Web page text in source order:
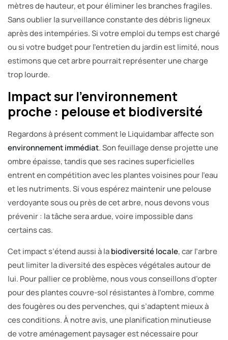
mètres de hauteur, et pour éliminer les branches fragiles.
Sans oublier la surveillance constante des débris ligneux
après des intempéries. Si votre emploi du temps est chargé
ou si votre budget pour l’entretien du jardin est limité, nous
estimons que cet arbre pourrait représenter une charge
trop lourde.
Impact sur l’environnement
proche : pelouse et biodiversité
Regardons à présent comment le Liquidambar affecte son
environnement immédiat. Son feuillage dense projette une
ombre épaisse, tandis que ses racines superficielles
entrent en compétition avec les plantes voisines pour l’eau
et les nutriments. Si vous espérez maintenir une pelouse
verdoyante sous ou près de cet arbre, nous devons vous
prévenir : la tâche sera ardue, voire impossible dans
certains cas.
Cet impact s’étend aussi à labiodiversité locale, car l’arbre
peut limiter la diversité des espèces végétales autour de
lui. Pour pallier ce problème, nous vous conseillons d’opter
pour des plantes couvre-sol résistantes à l’ombre, comme
des fougères ou des pervenches, qui s’adaptent mieux à
ces conditions. À notre avis, une planification minutieuse
de votre aménagement paysager est nécessaire pour